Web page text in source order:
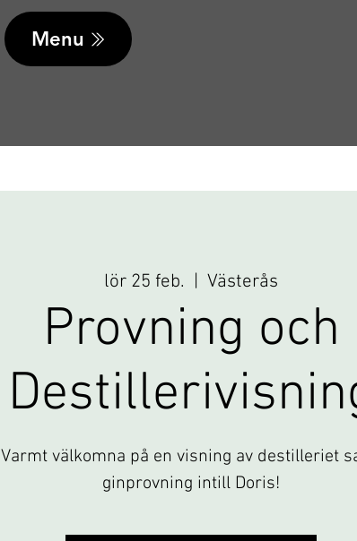
Menu
lör 25 feb.
  |
Västerås
Provning och
Varmt välkomna på en visning av destilleriet
ginprovning intill Doris!